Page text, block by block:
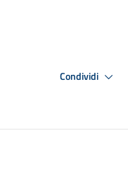
Condividi